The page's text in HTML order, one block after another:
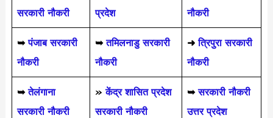
सरकारी नौकरी
प्रदेश
नौकरी
➥ पंजाब सरकारी
नौकरी
➥ तमिलनाडु सरकारी
नौकरी
➜ त्रिपुरा सरकारी
नौकरी
➥तेलंगाना
सरकारी नौकरी
»केंद्र शासित प्रदेश
सरकारी नौकरी
➥ सरकारी नौकरी
उत्तर प्रदेश